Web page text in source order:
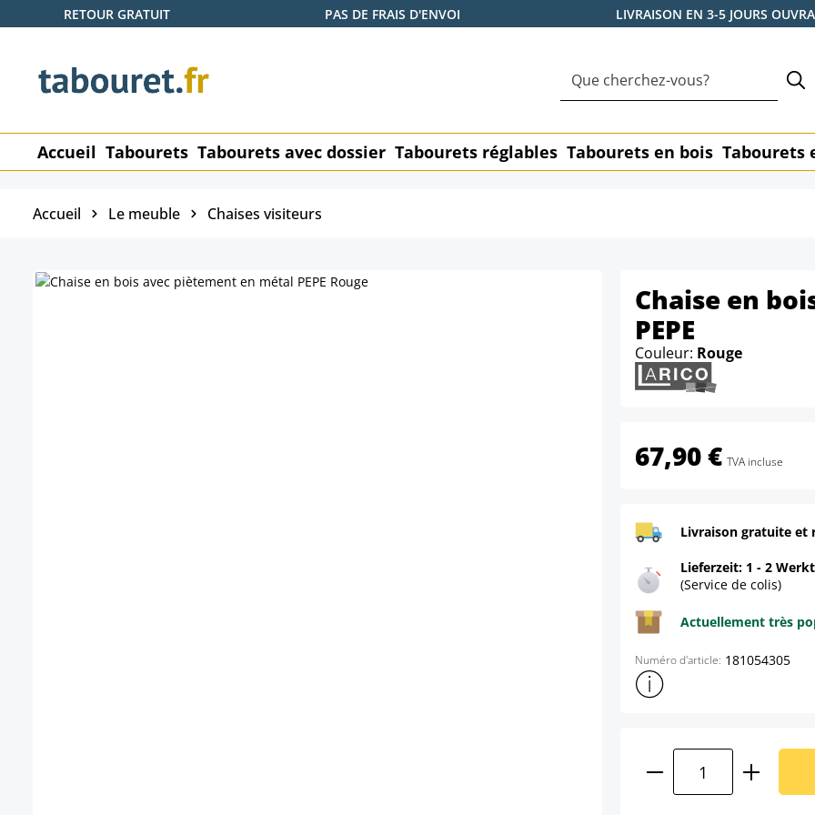
au contenu principal
Passer à la recherche
Passer à la navigation principale
RETOUR GRATUIT PAS DE FRAIS D'ENVOI LIVRAISON EN 3-5 JOURS
Accueil Tabourets Tabourets avec dossier Tabourets réglables Tabourets en bois Tabourets
Accueil Le meuble Chaises visiteurs
Chaise en
PEPE
Couleur: Rouge
67,90 € TVA incluse
Livraison gratuite et
Lieferzeit: 1 - 2
(Service de colis)
Actuellement très
Numéro d'article: 181054305
Afficher plus d'informations
Quantité de